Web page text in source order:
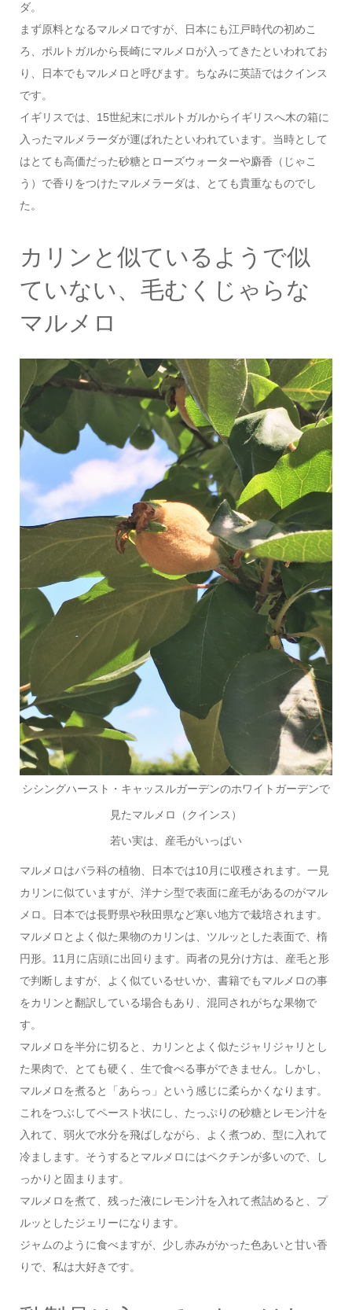
ダ。
まず原料となるマルメロですが、日本にも江戸時代の初めこ
ろ、ポルトガルから長崎にマルメロが入ってきたといわれてお
り、日本でもマルメロと呼びます。ちなみに英語ではクインス
です。
イギリスでは、15世紀末にポルトガルからイギリスへ木の箱に
入ったマルメラーダが運ばれたといわれています。当時として
はとても高価だった砂糖とローズウォーターや麝香（じゃこ
う）で香りをつけたマルメラーダは、とても貴重なものでし
た。
カリンと似ているようで似
ていない、毛むくじゃらな
マルメロ
シシングハースト・キャッスルガーデンのホワイトガーデンで
見たマルメロ（クインス）
若い実は、産毛がいっぱい
マルメロはバラ科の植物、日本では10月に収穫されます。一見
カリンに似ていますが、洋ナシ型で表面に産毛があるのがマル
メロ。日本では長野県や秋田県など寒い地方で栽培されます。
マルメロとよく似た果物のカリンは、ツルッとした表面で、楕
円形。11月に店頭に出回ります。両者の見分け方は、産毛と形
で判断しますが、よく似ているせいか、書籍でもマルメロの事
をカリンと翻訳している場合もあり、混同されがちな果物で
す。
マルメロを半分に切ると、カリンとよく似たジャリジャリとし
た果肉で、とても硬く、生で食べる事ができません。しかし、
マルメロを煮ると「あらっ」という感じに柔らかくなります。
これをつぶしてペースト状にし、たっぷりの砂糖とレモン汁を
入れて、弱火で水分を飛ばしながら、よく煮つめ、型に入れて
冷まします。そうするとマルメロにはペクチンが多いので、し
っかりと固まります。
マルメロを煮て、残った液にレモン汁を入れて煮詰めると、プ
ルッとしたジェリーになります。
ジャムのように食べますが、少し赤みがかった色あいと甘い香
りで、私は大好きです。